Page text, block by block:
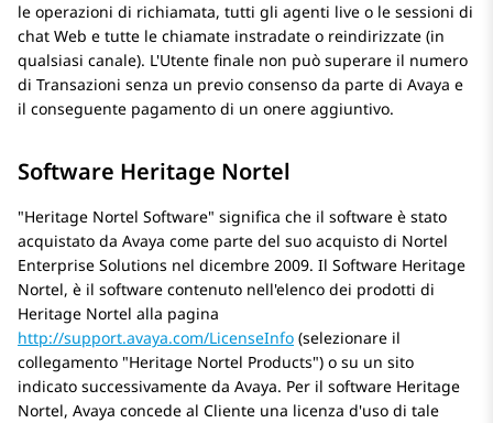
le operazioni di richiamata, tutti gli agenti live o le sessioni di
chat Web e tutte le chiamate instradate o reindirizzate (in
qualsiasi canale). L'Utente finale non può superare il numero
di Transazioni senza un previo consenso da parte di Avaya e
il conseguente pagamento di un onere aggiuntivo.
Software Heritage Nortel
Heritage Nortel Software significa che il software è stato
acquistato da Avaya come parte del suo acquisto di Nortel
Enterprise Solutions nel dicembre 2009. Il Software Heritage
Nortel, è il software contenuto nell'elenco dei prodotti di
Heritage Nortel alla pagina
http://support.avaya.com/LicenseInfo (selezionare il
collegamento Heritage Nortel Products ) o su un sito
indicato successivamente da Avaya. Per il software Heritage
Nortel, Avaya concede al Cliente una licenza d'uso di tale